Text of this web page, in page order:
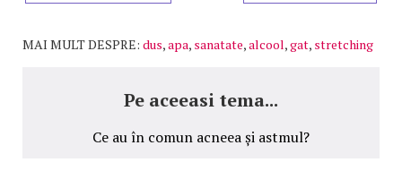
MAI MULT DESPRE: dus,apa, sanatate,alcool,gat, stretching
Pe aceeasi tema...
Ce au în comun acneea și astmul?